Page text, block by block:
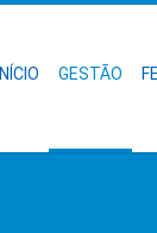
INÍCIO GESTÃO